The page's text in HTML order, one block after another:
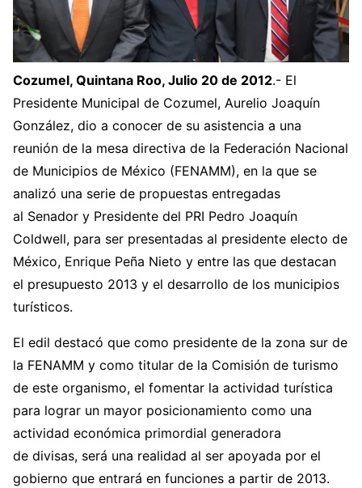
Cozumel, Quintana Roo, Julio 20 de 2012.- El
Presidente Municipal de Cozumel, Aurelio Joaquín
González, dio a conocer de su asistencia a una
reunión de la mesa directiva de la Federación Nacional
de Municipios de México (FENAMM), en la que se
analizó una serie de propuestas entregadas
al Senador y Presidente del PRI Pedro Joaquín
Coldwell, para ser presentadas al presidente electo de
México, Enrique Peña Nieto y entre las que destacan
el presupuesto 2013 y el desarrollo de los municipios
turísticos.
El edil destacó que como presidente de la zona sur de
la FENAMM y como titular de la Comisión de turismo
de este organismo, el fomentar la actividad turística
para lograr un mayor posicionamiento como una
actividad económica primordial generadora
de divisas, será una realidad al ser apoyada por el
gobierno que entrará en funciones a partir de 2013.